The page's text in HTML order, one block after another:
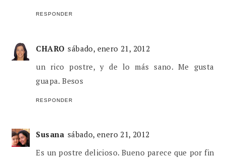
RESPONDER
CHARO sábado, enero 21, 2012
un rico postre, y de lo más sano. Me gusta
guapa. Besos
RESPONDER
Susana sábado, enero 21, 2012
Es un postre delicioso. Bueno parece que por fin